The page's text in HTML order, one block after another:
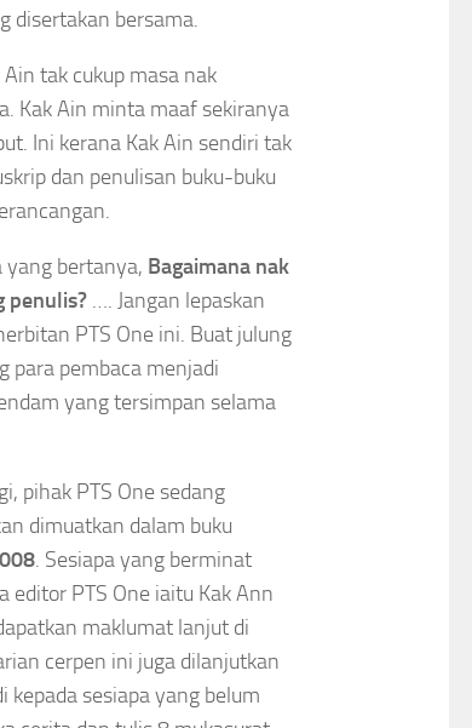
disertakan bersama.
tak cukup masa nak
Kak Ain minta maaf sekiranya
Ini kerana Kak Ain sendiri tak
dan penulisan buku-buku
yang bertanya, Bagaimana nak
penulis? …. Jangan lepaskan
PTS One ini. Buat julung
para pembaca menjadi
yang tersimpan selama
pihak PTS One sedang
dimuatkan dalam buku
. Sesiapa yang berminat
PTS One iaitu Kak Ann
maklumat lanjut di
cerpen ini juga dilanjutkan
kepada sesiapa yang belum